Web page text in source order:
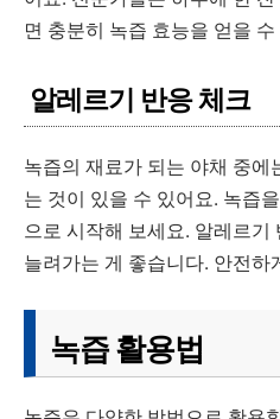
면 충분히 녹즙 효능을 얻을
알레르기 반응 체크
녹즙의 재료가 되는 야채 중에
는 것이 있을 수 있어요. 녹즙
으로 시작해 보세요. 알레르기
늘려가는 게 좋습니다. 안전하
녹즙 활용법